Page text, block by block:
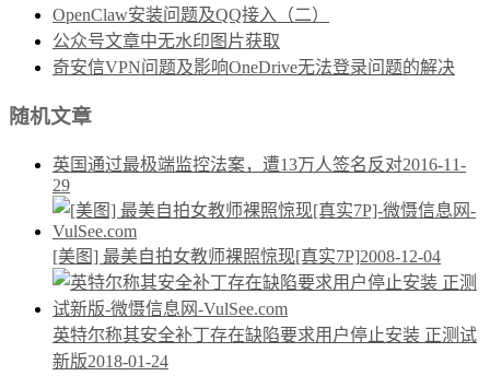
OpenClaw安装问题及QQ接入（二）
公众号文章中无水印图片获取
奇安信VPN问题及影响OneDrive无法登录问题的解决
随机文章
英国通过最极端监控法案，遭13万人签名反对2016-11-
29
[美图] 最美自拍女教师裸照惊现[真实7P]2008-12-04
英特尔称其安全补丁存在缺陷要求用户停止安装 正测试
新版2018-01-24